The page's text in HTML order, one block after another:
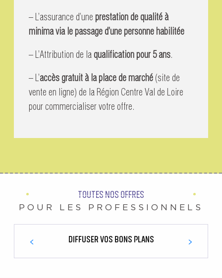
– L’assurance d’une prestation de qualité à
minima via le passage d’une personne habilitée
– L’Attribution de la qualification pour 5 ans.
– L’accès gratuit à la place de marché(site de
vente en ligne) de la Région Centre Val de Loire
pour commercialiser votre offre.
TOUTES NOS OFFRES
POUR LES PROFESSIONNELS
DIFFUSER VOS BONS PLANS